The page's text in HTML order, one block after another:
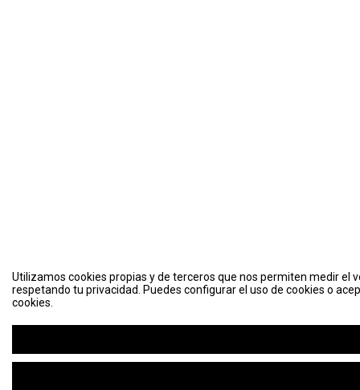
Utilizamos cookies propias y de terceros que nos permiten medir el
respetando tu privacidad. Puedes configurar el uso de cookies o
cookies.